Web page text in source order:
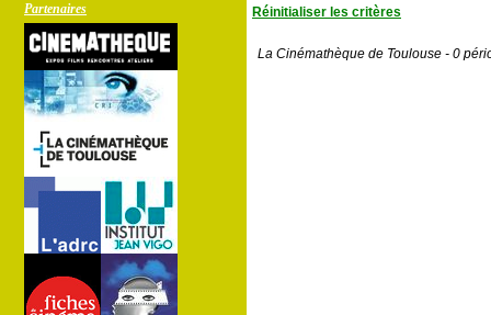
Partenaires
Réinitialiser les critères
La Cinémathèque de Toulouse - 0